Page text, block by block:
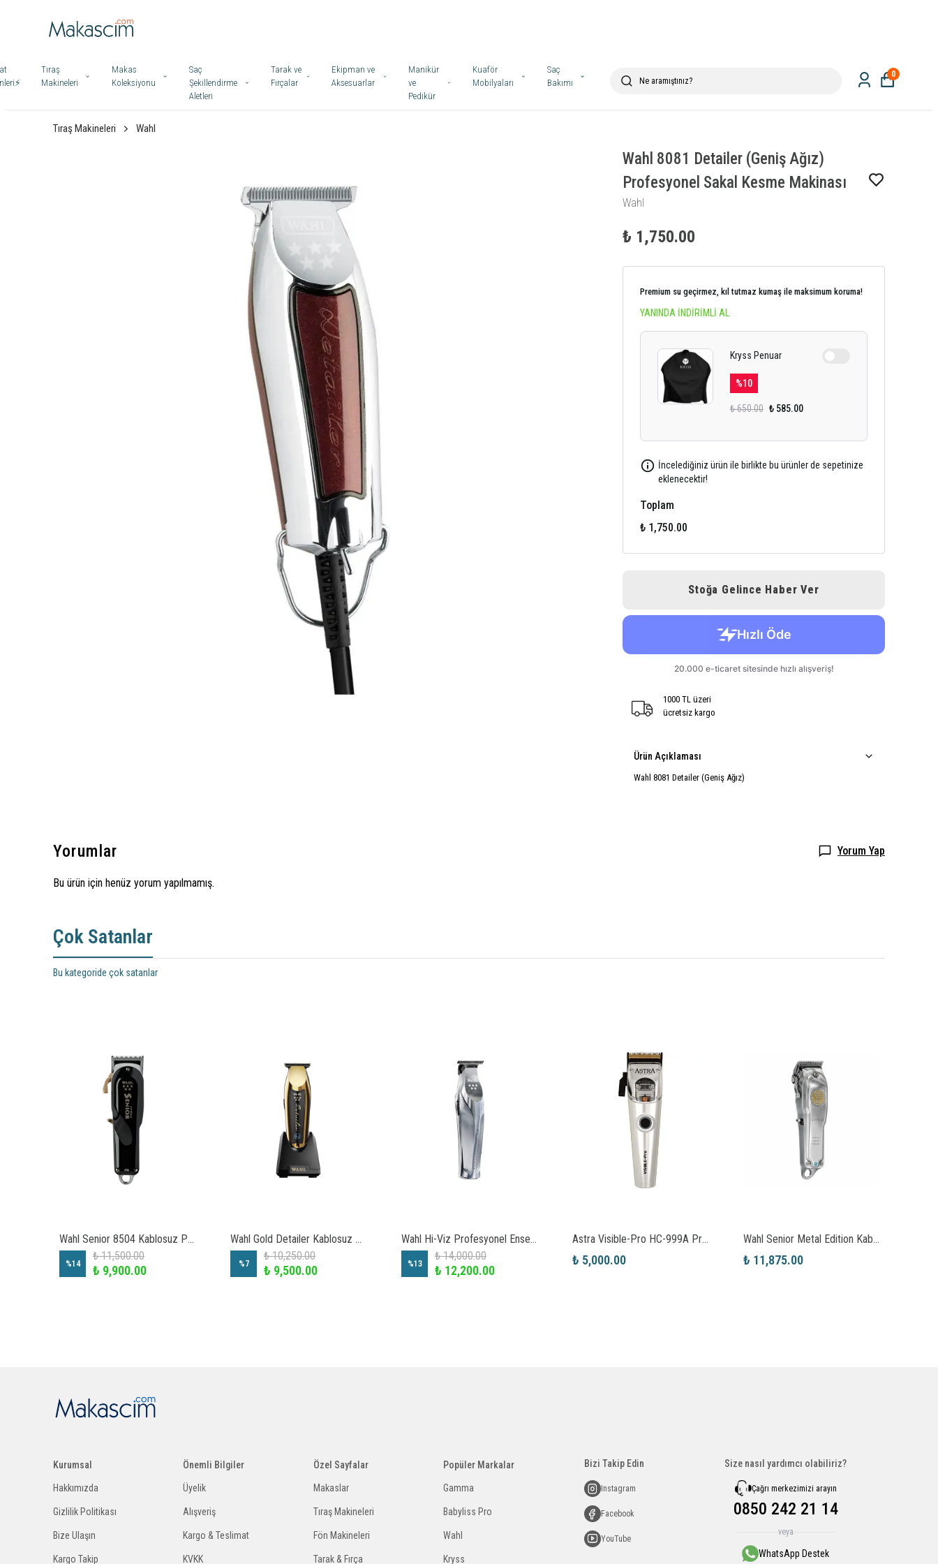
Tıraş
Makineleri
Makas
Koleksiyonu
Saç
Şekillendirme
Aletleri
Tarak ve
Fırçalar
Ekipman ve
Aksesuarlar
Manikür
ve
Pedikür
Kuaför
Mobilyaları
Saç
Bakımı
0
Tıraş Makineleri Wahl
Wahl
Wahl 8081 Detailer (Geniş Ağız)
Profesyonel Sakal Kesme Makinası
₺ 1,750.00
Premium su geçirmez, kıl tutmaz kumaş ile maksimum koruma!
YANINDA İNDİRİMLİ AL
Kryss Penuar
%10
₺ 650.00 ₺ 585.00
İncelediğiniz ürün ile birlikte bu ürünler de sepetinize
eklenecektir!
Toplam
₺ 1,750.00
Stoğa Gelince Haber Ver
1000 TL üzeri
ücretsiz kargo
Ürün Açıklaması
Wahl 8081 Detailer (Geniş Ağız)
Yorumlar Yorum Yap
Bu ürün için henüz yorum yapılmamış.
Çok Satanlar
Bu kategoride çok satanlar
Wahl Senior 8504 Kablosuz Profesyonel Saç Kesme Makinesi
%14
₺ 11,500.00
₺ 9,900.00
Wahl Gold Detailer Kablosuz Profesyonel Saç & Sakal Çizim Makinesi
%7
₺ 10,250.00
₺ 9,500.00
Wahl Hi-Viz Profesyonel Ense ve Çizim Makinesi
%13
₺ 14,000.00
₺ 12,200.00
Astra Visible-Pro HC-999A Profesyonel Saç & Sakal Kesme Makinesi
₺ 5,000.00
Wahl Senior Metal Edition Kablosuz Profesyonel Saç Kesme Makinesi
₺ 11,875.00
Kurumsal
Hakkımızda
Gizlilik Politikası
Bize Ulaşın
Kargo Takip
Önemli Bilgiler
Üyelik
Alışveriş
Kargo & Teslimat
KVKK
Özel Sayfalar
Makaslar
Tıraş Makineleri
Fön Makineleri
Tarak & Fırça
Popüler Markalar
Gamma
Babyliss Pro
Wahl
Kryss
Bizi Takip Edin
Instagram
Facebook
YouTube
Size nasıl yardımcı olabiliriz?
Çağrı merkezimizi arayın
0850 242 21 14
veya
WhatsApp Destek